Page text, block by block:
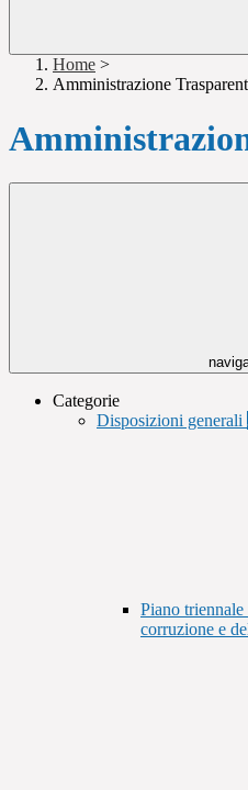
Home >
Amministrazione
Categorie
Disposizioni generali
Piano
corruzione e